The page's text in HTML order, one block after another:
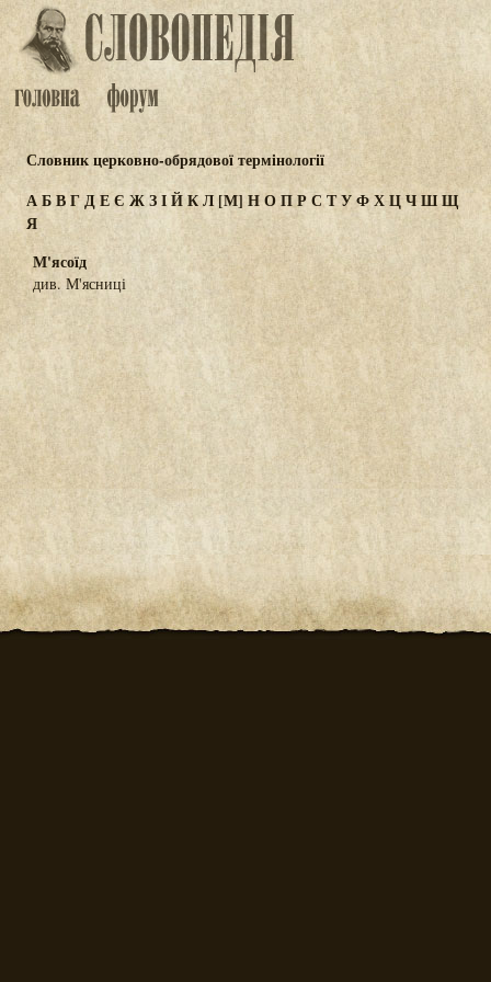
Словник церковно-обрядової термінології
АБВГДЕЄ ЖЗІЙКЛ[М] НОПРСТУФХЦЧШЩ
Я
М'ясоїд
див. М'ясниці